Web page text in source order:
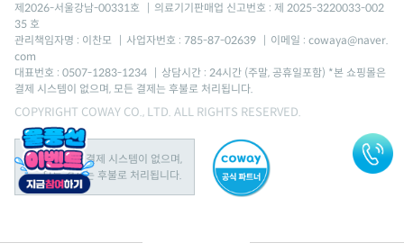
제2026-서울강남-00331호
의료기기판매업 신고번호 : 제 2025-3220033-002
35 호
관리책임자명 : 이찬모
사업자번호 : 785-87-02639
이메일 : cowaya@naver.
com
대표번호 : 0507-1283-1234
상담시간 : 24시간 (주말, 공휴일포함) *본 쇼핑몰은
결제 시스템이 없으며, 모든 결제는 후불로 처리됩니다.
COPYRIGHT COWAY CO., LTD. ALL RIGHTS RESERVED.
본 쇼핑몰은 결제 시스템이 없으며,
모든 결제는 후불로 처리됩니다.